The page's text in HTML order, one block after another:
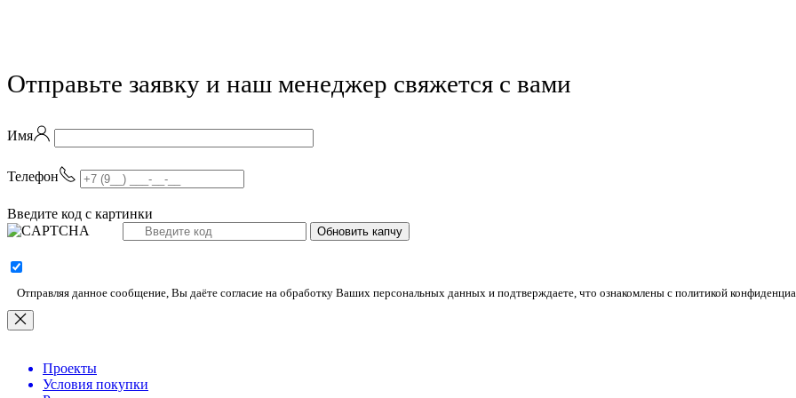
Отправьте заявку и наш менеджер свяжется с вами
Имя
Телефон
Введите код с картинки
Обновить капчу
Отправляя данное сообщение, Вы даёте согласие на обработку Ваших персональных данных и подтверждаете, что ознакомлены с политикой
Проекты
Условия покупки